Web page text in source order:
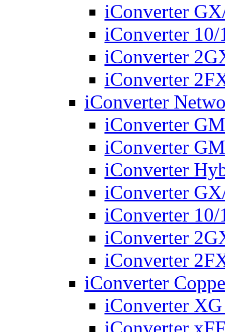
iConverter
iConverter
iConverter
iConverter
iConverter
iConverter
iConverter
iConverter
iConverter
iConverter
iConverter
iConverter
iConverter
iConverter